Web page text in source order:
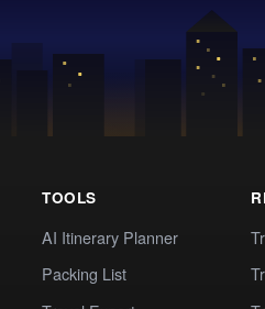
TOOLS
AI Itinerary Planner
Packing List